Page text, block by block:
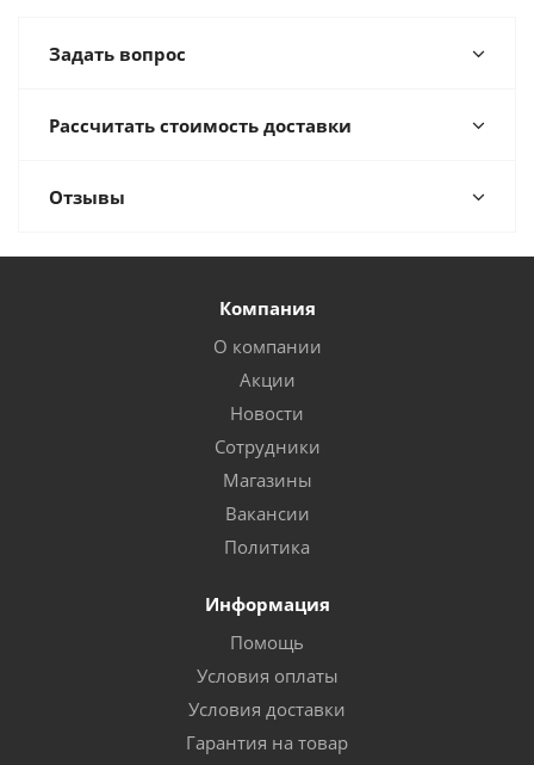
Задать вопрос
Рассчитать стоимость доставки
Отзывы
Компания
О компании
Акции
Новости
Сотрудники
Магазины
Вакансии
Политика
Информация
Помощь
Условия оплаты
Условия доставки
Гарантия на товар